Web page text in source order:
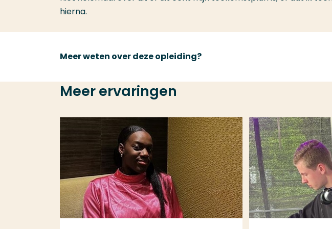
hierna.
Meer weten over deze opleiding?
Meer ervaringen